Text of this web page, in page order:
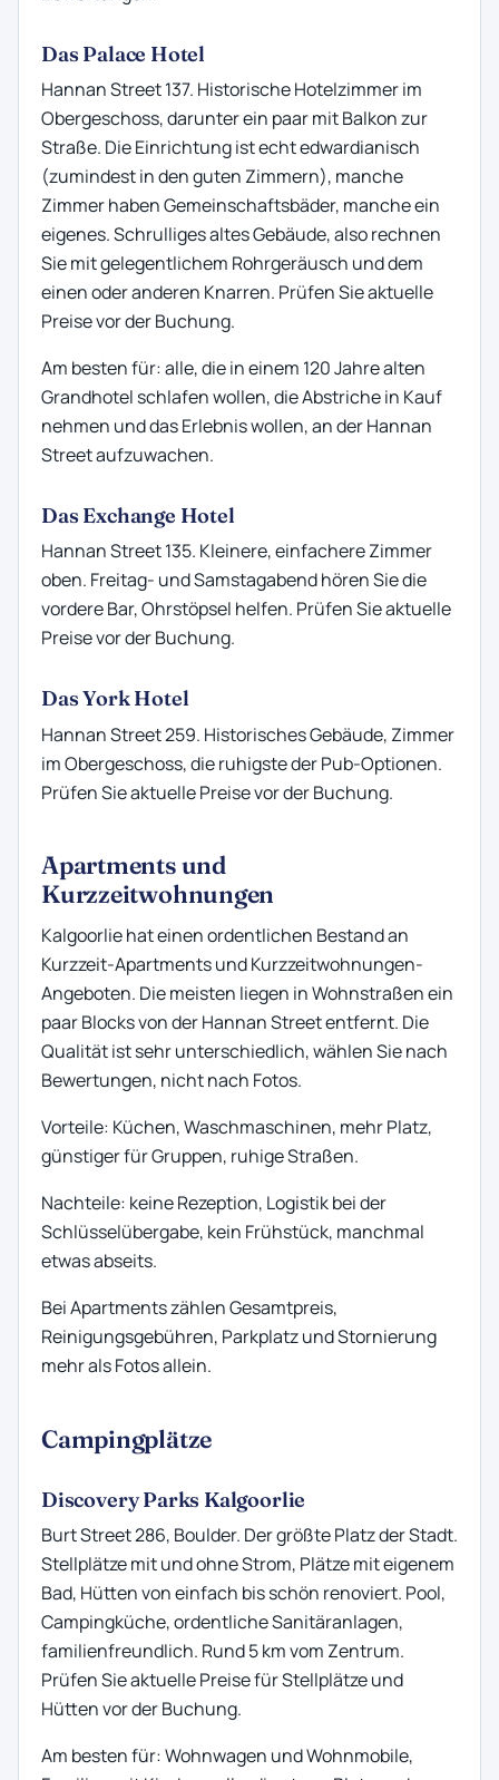
Das Palace Hotel
Hannan Street 137. Historische Hotelzimmer im
Obergeschoss, darunter ein paar mit Balkon zur
Straße. Die Einrichtung ist echt edwardianisch
(zumindest in den guten Zimmern), manche
Zimmer haben Gemeinschaftsbäder, manche ein
eigenes. Schrulliges altes Gebäude, also rechnen
Sie mit gelegentlichem Rohrgeräusch und dem
einen oder anderen Knarren. Prüfen Sie aktuelle
Preise vor der Buchung.
Am besten für: alle, die in einem 120 Jahre alten
Grandhotel schlafen wollen, die Abstriche in Kauf
nehmen und das Erlebnis wollen, an der Hannan
Street aufzuwachen.
Das Exchange Hotel
Hannan Street 135. Kleinere, einfachere Zimmer
oben. Freitag- und Samstagabend hören Sie die
vordere Bar, Ohrstöpsel helfen. Prüfen Sie aktuelle
Preise vor der Buchung.
Das York Hotel
Hannan Street 259. Historisches Gebäude, Zimmer
im Obergeschoss, die ruhigste der Pub-Optionen.
Prüfen Sie aktuelle Preise vor der Buchung.
Apartments und
Kurzzeitwohnungen
Kalgoorlie hat einen ordentlichen Bestand an
Kurzzeit-Apartments und Kurzzeitwohnungen-
Angeboten. Die meisten liegen in Wohnstraßen ein
paar Blocks von der Hannan Street entfernt. Die
Qualität ist sehr unterschiedlich, wählen Sie nach
Bewertungen, nicht nach Fotos.
Vorteile: Küchen, Waschmaschinen, mehr Platz,
günstiger für Gruppen, ruhige Straßen.
Nachteile: keine Rezeption, Logistik bei der
Schlüsselübergabe, kein Frühstück, manchmal
etwas abseits.
Bei Apartments zählen Gesamtpreis,
Reinigungsgebühren, Parkplatz und Stornierung
mehr als Fotos allein.
Campingplätze
Discovery Parks Kalgoorlie
Burt Street 286, Boulder. Der größte Platz der Stadt.
Stellplätze mit und ohne Strom, Plätze mit eigenem
Bad, Hütten von einfach bis schön renoviert. Pool,
Campingküche, ordentliche Sanitäranlagen,
familienfreundlich. Rund 5 km vom Zentrum.
Prüfen Sie aktuelle Preise für Stellplätze und
Hütten vor der Buchung.
Am besten für: Wohnwagen und Wohnmobile,